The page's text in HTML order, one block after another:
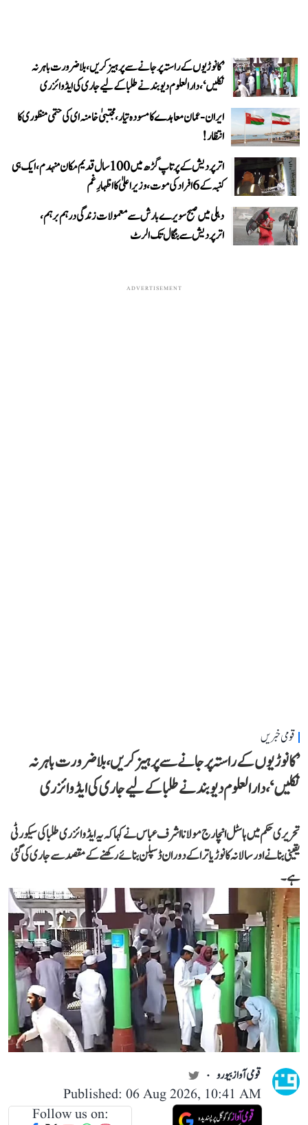
’کانوڑیوں کے راستہ پر جانے سے پرہیز کریں، بلاضرورت باہر نہ
نکلیں‘، دارالعلوم دیوبند نے طلبا کے لیے جاری کی ایڈوائزری
ایران-عمان معاہدے کا مسودہ تیار، مجتبیٰ خامنہ ای کی حتمی منظوری کا
انتظار!
اتر پردیش کے پرتاپ گڑھ میں 100 سال قدیم مکان منہدم، ایک ہی
کنبہ کے 6 افراد کی موت، وزیر اعلیٰ کا اظہارِ غم
دہلی میں صبح سویرے بارش سے معمولات زندگی درہم برہم،
اترپردیش سے بنگال تک الرٹ
ADVERTISEMENT
قومی خبریں
’کانوڑیوں کے راستہ پر جانے سے پرہیز کریں، بلاضرورت باہر نہ
نکلیں‘، دارالعلوم دیوبند نے طلبا کے لیے جاری کی ایڈوائزری
تحریری حکم میں ہاسٹل انچارج مولانا اشرف عباس نے کہا کہ یہ ایڈوائزری طلبا کی سیکورٹی
یقینی بنانے اور سالانہ کانوڑ یاترا کے دوران ڈسپلن بنائے رکھنے کے مقصد سے جاری کی گئی
ہے۔
قومی آواز بیورو
Published: 06 Aug 2026, 10:41 AM
Follow us on: